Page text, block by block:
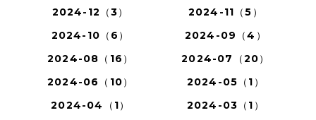
2024-12（3）
2024-11（5）
2024-10（6）
2024-09（4）
2024-08（16）
2024-07（20）
2024-06（10）
2024-05（1）
2024-04（1）
2024-03（1）